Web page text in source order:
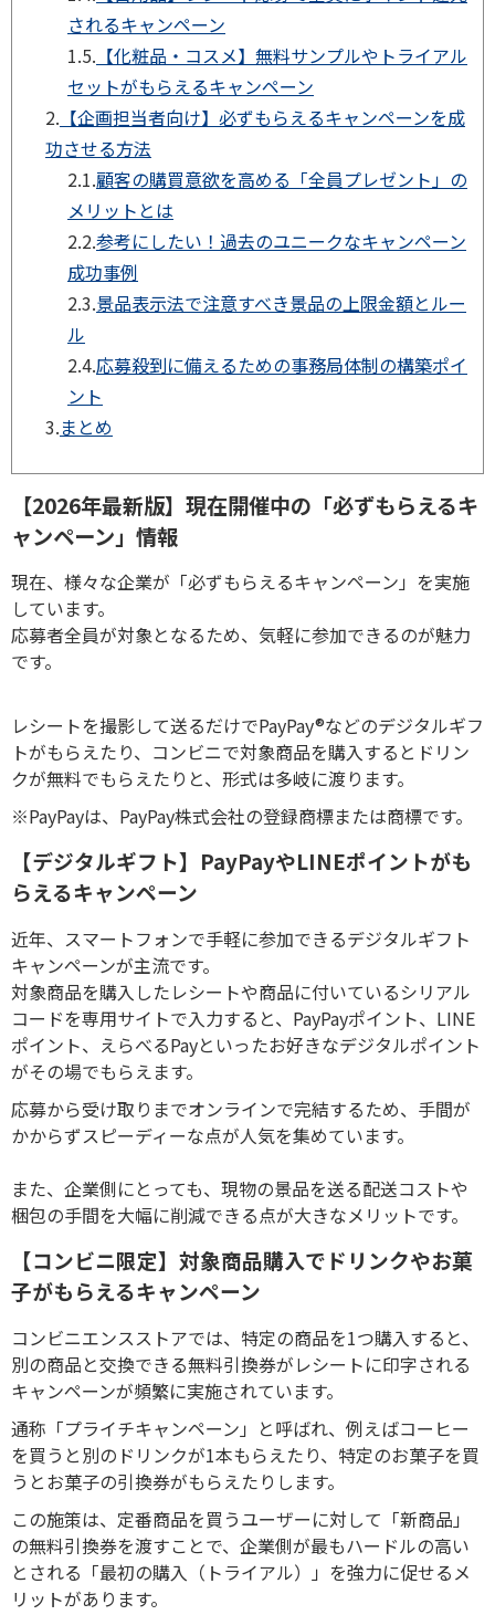
されるキャンペーン
1.5. 【化粧品・コスメ】無料サンプルやトライアル
セットがもらえるキャンペーン
2. 【企画担当者向け】必ずもらえるキャンペーンを成
功させる方法
2.1.顧客の購買意欲を高める「全員プレゼント」の
メリットとは
2.2.参考にしたい！過去のユニークなキャンペーン
成功事例
2.3.景品表示法で注意すべき景品の上限金額とルー
ル
2.4.応募殺到に備えるための事務局体制の構築ポイ
ント
3.まとめ
【2026年最新版】現在開催中の「必ずもらえるキ
ャンペーン」情報
現在、様々な企業が「必ずもらえるキャンペーン」を実施
しています。
応募者全員が対象となるため、気軽に参加できるのが魅力
です。
レシートを撮影して送るだけでPayPay®などのデジタルギフ
トがもらえたり、コンビニで対象商品を購入するとドリン
クが無料でもらえたりと、形式は多岐に渡ります。
※PayPayは、PayPay株式会社の登録商標または商標です。
【デジタルギフト】PayPayやLINEポイントがも
らえるキャンペーン
近年、スマートフォンで手軽に参加できるデジタルギフト
キャンペーンが主流です。
対象商品を購入したレシートや商品に付いているシリアル
コードを専用サイトで入力すると、 PayPayポイント、 LINE
ポイント、えらべるPayといったお好きなデジタルポイント
がその場でもらえます。
応募から受け取りまでオンラインで完結するため、手間が
かからずスピーディーな点が人気を集めています。
また、企業側にとっても、現物の景品を送る配送コストや
梱包の手間を大幅に削減できる点が大きなメリットです。
【コンビニ限定】対象商品購入でドリンクやお菓
子がもらえるキャンペーン
コンビニエンスストアでは、特定の商品を1つ購入すると、
別の商品と交換できる無料引換券がレシートに印字される
キャンペーンが頻繁に実施されています。
通称「プライチキャンペーン」と呼ばれ、例えばコーヒー
を買うと別のドリンクが1本もらえたり、特定のお菓子を買
うとお菓子の引換券がもらえたりします。
この施策は、定番商品を買うユーザーに対して「新商品」
の無料引換券を渡すことで、企業側が最もハードルの高い
とされる「最初の購入（トライアル）」を強力に促せるメ
リットがあります。